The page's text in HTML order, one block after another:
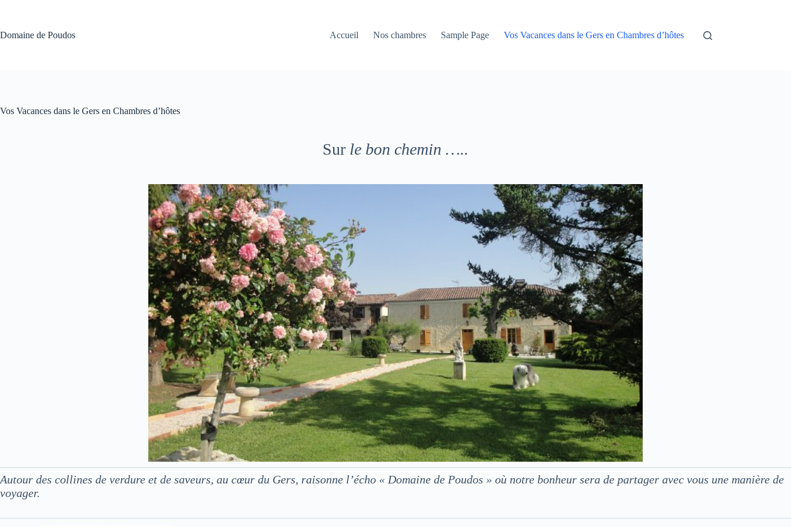
Domaine de Poudos
Accueil Nos chambres Sample Page Vos Vacances dans le Gers en Chambres d’hôtes
Vos Vacances dans le Gers en Chambres d’hôtes
Sur le bon chemin …..
Autour des collines de verdure et de saveurs, au cœur du Gers, raisonne l’écho « Domaine de Poudos » où notre bonheur sera de partager avec vous une manière de
voyager.